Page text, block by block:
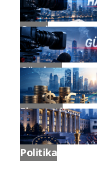
Genel
Gündem
Ekonomi
Politika